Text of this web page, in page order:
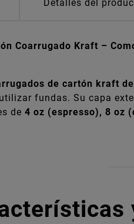
Detalles del
Coarrugado Kraft –
de cartón kraft
fundas. Su capa
de 4 oz (espresso), 8 oz